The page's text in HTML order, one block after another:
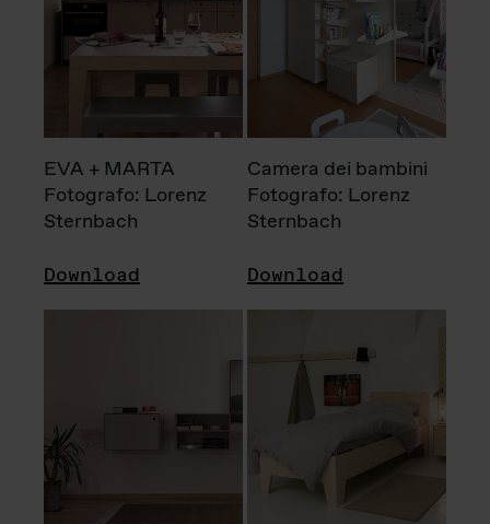
EVA + MARTA
Fotografo: Lorenz
Sternbach
Download
Camera dei bambini
Fotografo: Lorenz
Sternbach
Download